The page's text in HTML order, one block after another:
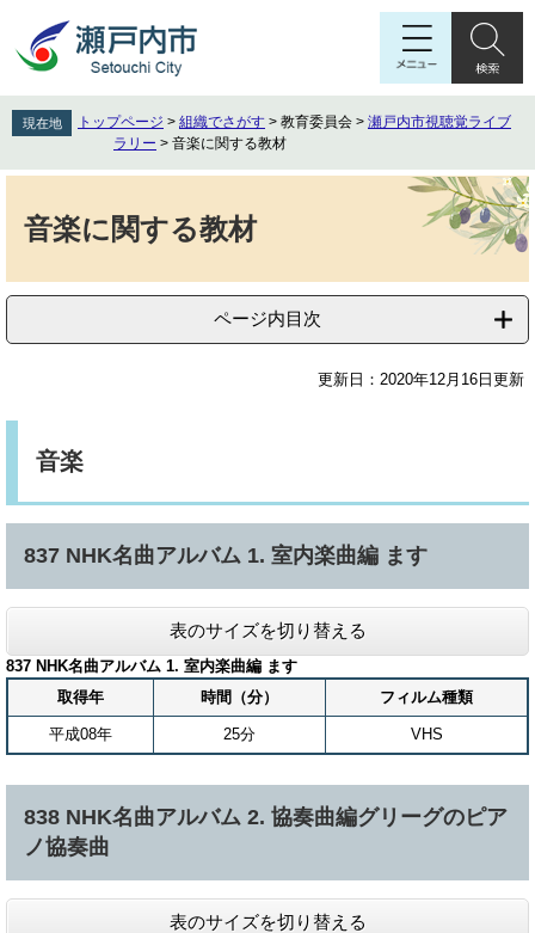
先
頭
を
飛
へ
現在地 トップページ > 組織でさがす > 教育委員会 > 瀬戸内市視聴覚ライブ
ラリー > 音楽に関する教材
音楽に関する教材
ページ内目次
更新日：2020年12月16日更新
音楽
837 NHK名曲アルバム 1. 室内楽曲編 ます
表のサイズを切り替える
837 NHK名曲アルバム 1. 室内楽曲編 ます
取得年
時間（分） フィルム種類
平成08年 25分 VHS
838 NHK名曲アルバム 2. 協奏曲編グリーグのピア
ノ協奏曲
表のサイズを切り替える